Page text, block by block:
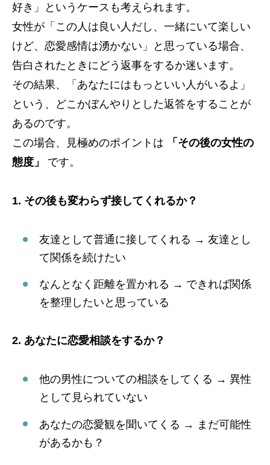
好き」というケースも考えられます。
女性が「この人は良い人だし、一緒にいて楽しい
けど、恋愛感情は湧かない」と思っている場合、
告白されたときにどう返事をするか迷います。
その結果、「あなたにはもっといい人がいるよ」
という、どこかぼんやりとした返答をすることが
あるのです。
この場合、見極めのポイントは
「その後の女性の
態度」
です。
1. その後も変わらず接してくれるか？
友達として普通に接してくれる → 友達とし
て関係を続けたい
なんとなく距離を置かれる → できれば関係
を整理したいと思っている
2. あなたに恋愛相談をするか？
他の男性についての相談をしてくる → 異性
として見られていない
あなたの恋愛観を聞いてくる → まだ可能性
があるかも？